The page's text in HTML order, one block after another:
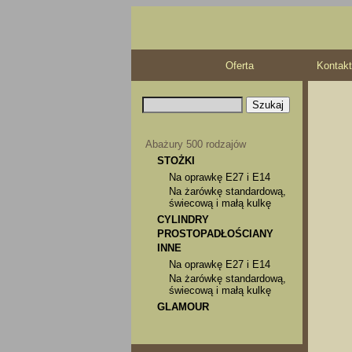
Oferta Kontakt
Abażury 500 rodzajów
STOŻKI
Na oprawkę E27 i E14
Na żarówkę standardową,
świecową i małą kulkę
CYLINDRY
PROSTOPADŁOŚCIANY
INNE
Na oprawkę E27 i E14
Na żarówkę standardową,
świecową i małą kulkę
GLAMOUR